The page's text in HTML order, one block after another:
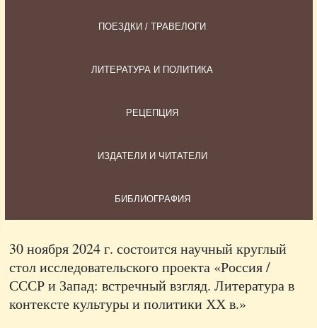
ПОЕЗДКИ / ТРАВЕЛОГИ
ЛИТЕРАТУРА И ПОЛИТИКА
РЕЦЕПЦИЯ
ИЗДАТЕЛИ И ЧИТАТЕЛИ
БИБЛИОГРАФИЯ
30 ноября 2024 г. состоится научный круглый
стол исследовательского проекта «Россия /
СССР и Запад: встречный взгляд. Литература в
контексте культуры и политики ХХ в.»